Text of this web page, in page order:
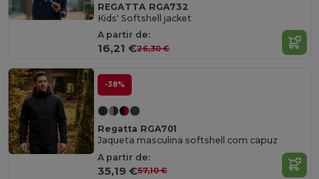
REGATTA RGA732
Kids' Softshell jacket
A partir de:
16,21 €26,30 €
-38%
Regatta RGA701
Jaqueta masculina softshell com capuz
A partir de:
35,19 €57,10 €